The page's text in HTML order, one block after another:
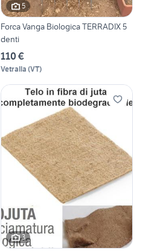
5
Forca Vanga Biologica TERRADIX 5
denti
110 €
Vetralla (VT)
3